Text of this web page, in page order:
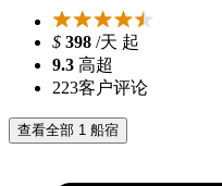
$ 398 /天 起
9.3 高超
223客户评论
查看全部 1 船宿